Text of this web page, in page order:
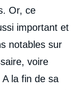
Or, ce
important et
notables sur
voire
la fin de sa